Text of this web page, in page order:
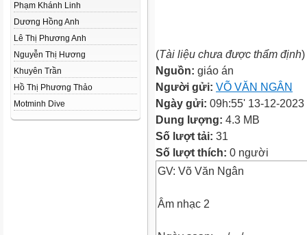
Phạm Khánh Linh
Dương Hồng Anh
Lê Thị Phương Anh
Nguyễn Thị Hương
Khuyên Trần
Hồ Thị Phương Thảo
Motminh Dive
(Tài liệu chưa được thẩm định)
Nguồn: giáo án
Người gửi: VÕ VĂN NGÂN
Ngày gửi: 09h:55' 13-12-2023
Dung lượng: 4.3 MB
Số lượt tải: 31
Số lượt thích: 0 người
GV: Võ Văn Ngân
Âm nhạc 2